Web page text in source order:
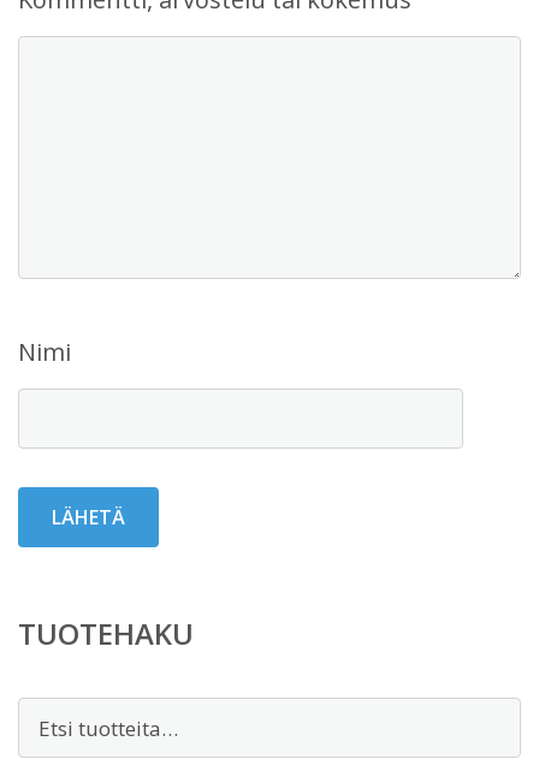
Nimi
TUOTEHAKU